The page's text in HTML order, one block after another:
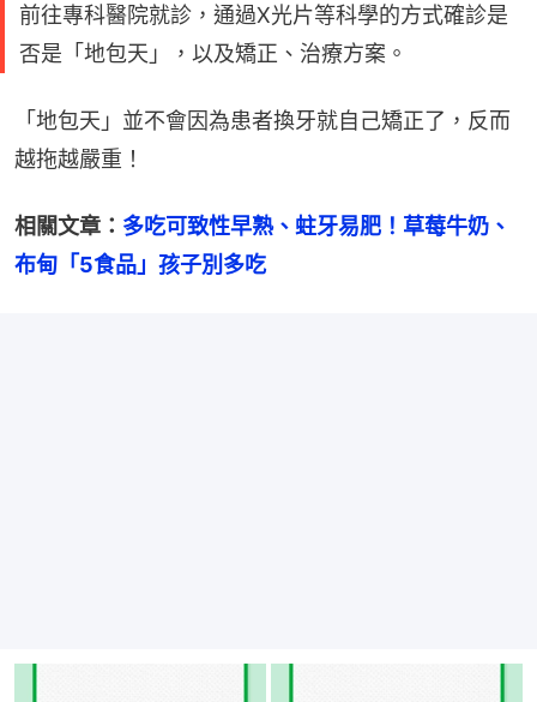
前往專科醫院就診，通過X光片等科學的方式確診是
否是「地包天」，以及矯正、治療方案。
「地包天」並不會因為患者換牙就自己矯正了，反而
越拖越嚴重！
相關文章： 多吃可致性早熟、蛀牙易肥！草莓牛奶、
布甸「5食品」孩子別多吃